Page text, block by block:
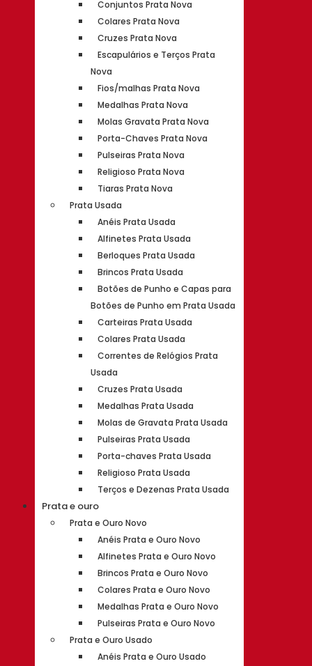
Conjuntos Prata Nova
Colares Prata Nova
Cruzes Prata Nova
Escapulários e Terços Prata
Nova
Fios/malhas Prata Nova
Medalhas Prata Nova
Molas Gravata Prata Nova
Porta-Chaves Prata Nova
Pulseiras Prata Nova
Religioso Prata Nova
Tiaras Prata Nova
Prata Usada
Anéis Prata Usada
Alfinetes Prata Usada
Berloques Prata Usada
Brincos Prata Usada
Botões de Punho e Capas para
Botões de Punho em Prata Usada
Carteiras Prata Usada
Colares Prata Usada
Correntes de Relógios Prata
Usada
Cruzes Prata Usada
Medalhas Prata Usada
Molas de Gravata Prata Usada
Pulseiras Prata Usada
Porta-chaves Prata Usada
Religioso Prata Usada
Terços e Dezenas Prata Usada
Prata e ouro
Prata e Ouro Novo
Anéis Prata e Ouro Novo
Alfinetes Prata e Ouro Novo
Brincos Prata e Ouro Novo
Colares Prata e Ouro Novo
Medalhas Prata e Ouro Novo
Pulseiras Prata e Ouro Novo
Prata e Ouro Usado
Anéis Prata e Ouro Usado